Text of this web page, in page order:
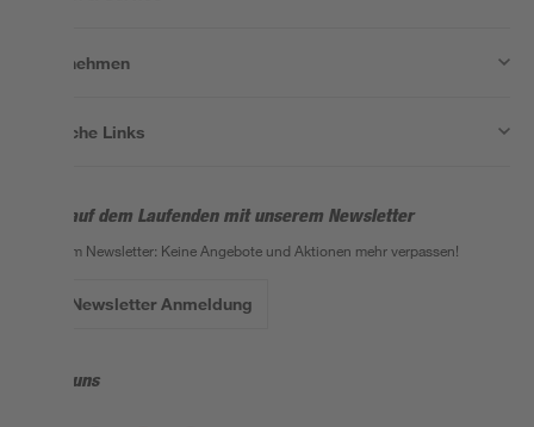
Unternehmen
Nützliche Links
Bleib auf dem Laufenden mit unserem Newsletter
Der toom Newsletter: Keine Angebote und Aktionen mehr verpassen!
Zur Newsletter Anmeldung
Folge uns